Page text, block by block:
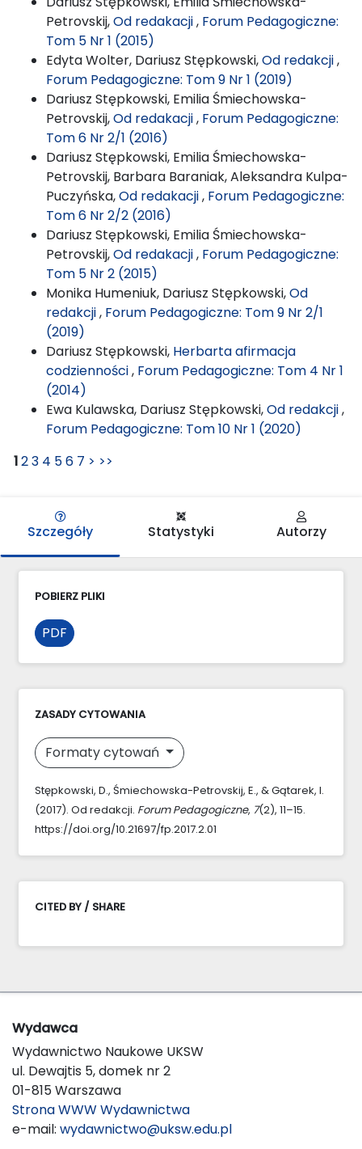
Petrovskij,Od redakacji, Forum Pedagogiczne:
Tom 5 Nr 1 (2015)
Edyta Wolter, Dariusz Stępkowski,Od redakcji,
Forum Pedagogiczne: Tom 9 Nr 1 (2019)
Dariusz Stępkowski, Emilia Śmiechowska-
Petrovskij,Od redakacji, Forum Pedagogiczne:
Tom 6 Nr 2/1 (2016)
Dariusz Stępkowski, Emilia Śmiechowska-
Petrovskij, Barbara Baraniak, Aleksandra Kulpa-
Puczyńska,Od redakacji, Forum Pedagogiczne:
Tom 6 Nr 2/2 (2016)
Dariusz Stępkowski, Emilia Śmiechowska-
Petrovskij,Od redakacji, Forum Pedagogiczne:
Tom 5 Nr 2 (2015)
Monika Humeniuk, Dariusz Stępkowski,Od
redakcji, Forum Pedagogiczne: Tom 9 Nr 2/1
(2019)
Dariusz Stępkowski, Herbarta afirmacja
codzienności, Forum Pedagogiczne: Tom 4 Nr 1
(2014)
Ewa Kulawska, Dariusz Stępkowski,Od redakcji,
Forum Pedagogiczne: Tom 10 Nr 1 (2020)
123 4 56 7 > >>
Szczegóły Statystyki Autorzy
POBIERZ PLIKI
PDF
ZASADY CYTOWANIA
Formaty cytowań
Stępkowski, D., Śmiechowska-Petrovskij, E., & Gątarek, I.
(2017). Od redakcji. Forum Pedagogiczne, 7(2), 11–15.
https://doi.org/10.21697/fp.2017.2.01
CITED BY / SHARE
Wydawca
Wydawnictwo Naukowe UKSW
ul. Dewajtis 5, domek nr 2
01-815 Warszawa
Strona WWW Wydawnictwa
e-mail: wydawnictwo@uksw.edu.pl